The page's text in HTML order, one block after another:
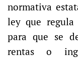
normativa
ley que regula
para que se
rentas o